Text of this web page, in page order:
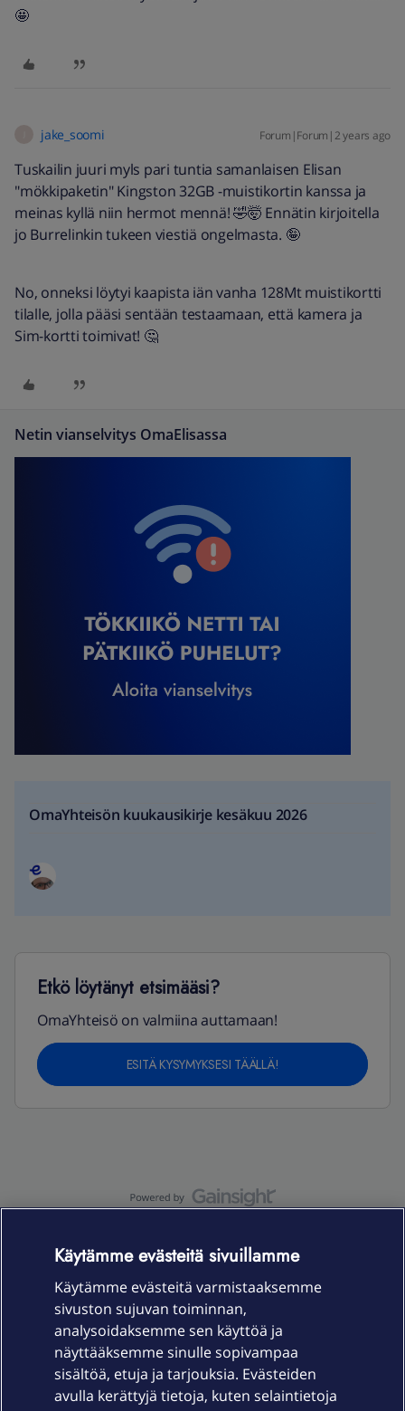
🤩
jake_soomi Forum|Forum|2 years ago
Tuskailin juuri myls pari tuntia samanlaisen Elisan
"mökkipaketin" Kingston 32GB -muistikortin kanssa ja
meinas kyllä niin hermot mennä! 🤣🤯 Ennätin kirjoitella
jo Burrelinkin tukeen viestiä ongelmasta. 🤪
No, onneksi löytyi kaapista iän vanha 128Mt muistikortti
tilalle, jolla pääsi sentään testaamaan, että kamera ja
Sim-kortti toimivat! 🤔
Netin vianselvitys OmaElisassa
OmaYhteisön kuukausikirje kesäkuu 2026
Etkö löytänyt etsimääsi?
OmaYhteisö on valmiina auttamaan!
ESITÄ KYSYMYKSESI TÄÄLLÄ!
Laitteet & liittymät
Palvelut
Käytämme evästeitä sivuillamme
Käytämme evästeitä varmistaaksemme
sivuston sujuvan toiminnan,
analysoidaksemme sen käyttöä ja
näyttääksemme sinulle sopivampaa
sisältöä, etuja ja tarjouksia. Evästeiden
avulla kerättyjä tietoja, kuten selaintietoja